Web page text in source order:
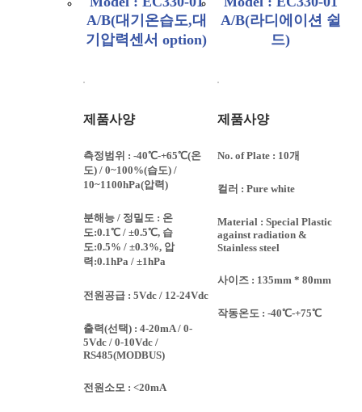
A/B(대기온습도,대
기압력센서 option)
제품사양
측정범위 : -40℃-+65℃(온
도) / 0~100%(습도) /
10~1100hPa(압력)
분해능 / 정밀도 : 온
도:0.1℃ / ±0.5℃, 습
도:0.5% / ±0.3%, 압
력:0.1hPa / ±1hPa
전원공급 : 5Vdc / 12-24Vdc
출력(선택) : 4-20mA / 0-
5Vdc / 0-10Vdc /
RS485(MODBUS)
전원소모 : <20mA
A/B(라디에이션 쉴
드)
제품사양
No. of Plate : 10개
컬러 : Pure white
Material : Special Plastic
against radiation &
Stainless steel
사이즈 : 135mm * 80mm
작동온도 : -40℃-+75℃